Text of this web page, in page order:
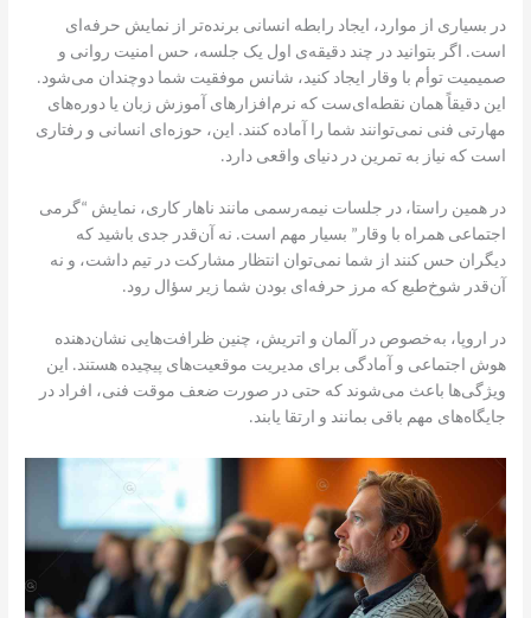
در بسیاری از موارد، ایجاد رابطه انسانی برنده‌تر از نمایش حرفه‌ای‌
است. اگر بتوانید در چند دقیقه‌ی اول یک جلسه، حس امنیت روانی و
صمیمیت توأم با وقار ایجاد کنید، شانس موفقیت شما دوچندان می‌شود.
این دقیقاً همان نقطه‌ای‌ست که نرم‌افزارهای آموزش زبان یا دوره‌های
مهارتی فنی نمی‌توانند شما را آماده کنند. این، حوزه‌ای انسانی و رفتاری‌
است که نیاز به تمرین در دنیای واقعی دارد.
در همین راستا، در جلسات نیمه‌رسمی مانند ناهار کاری، نمایش “گرمی
اجتماعی همراه با وقار” بسیار مهم است. نه آن‌قدر جدی باشید که
دیگران حس کنند از شما نمی‌توان انتظار مشارکت در تیم داشت، و نه
آن‌قدر شوخ‌طبع که مرز حرفه‌ای بودن شما زیر سؤال رود.
در اروپا، به‌خصوص در آلمان و اتریش، چنین ظرافت‌هایی نشان‌دهنده
هوش اجتماعی و آمادگی برای مدیریت موقعیت‌های پیچیده هستند. این
ویژگی‌ها باعث می‌شوند که حتی در صورت ضعف موقت فنی، افراد در
جایگاه‌های مهم باقی بمانند و ارتقا یابند.